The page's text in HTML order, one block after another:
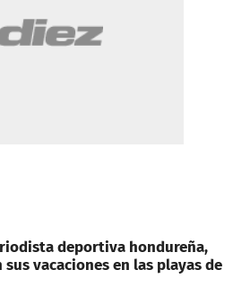
deportiva hondureña,
sus vacaciones en las playas de